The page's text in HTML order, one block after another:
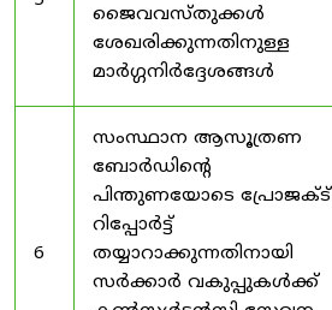
ജൈവവസ്തുക്കൾ
ശേഖരിക്കുന്നതിനുള്ള
മാർഗ്ഗനിർദ്ദേശങ്ങൾ
6
സംസ്ഥാന ആസൂത്രണ
ബോർഡിൻ്റെ
പിന്തുണയോടെ പ്രോജക്ട്
റിപ്പോർട്ട്
തയ്യാറാക്കുന്നതിനായി
സർക്കാർ വകുപ്പുകൾക്ക്